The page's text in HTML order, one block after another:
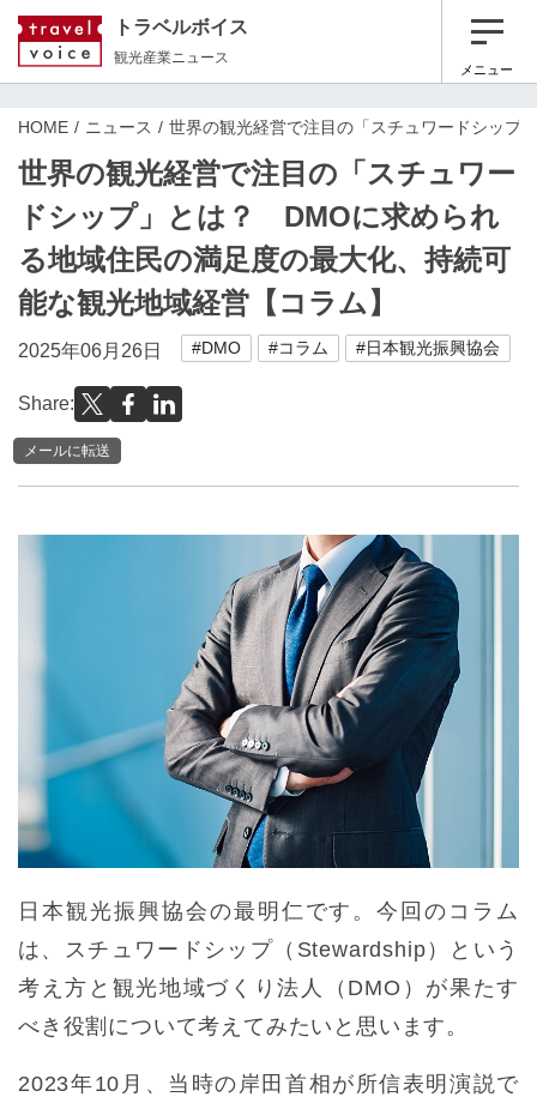
トラベルボイス
観光産業ニュース
メニュー
HOME ニュース 世界の観光経営で注目の「スチュワードシッ
世界の観光経営で注目の「スチュワー
ドシップ」とは？ DMOに求められ
る地域住民の満足度の最大化、持続可
能な観光地域経営【コラム】
2025年06月26日 #DMO #コラム #日本観光振興協会
Share:
メールに転送
日本観光振興協会の最明仁です。今回のコラム
は、スチュワードシップ（Stewardship）という
考え方と観光地域づくり法人（DMO）が果たす
べき役割について考えてみたいと思います。
2023年10月、当時の岸田首相が所信表明演説で